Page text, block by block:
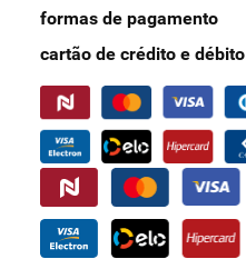
formas de pagamento
cartão de crédito e débito